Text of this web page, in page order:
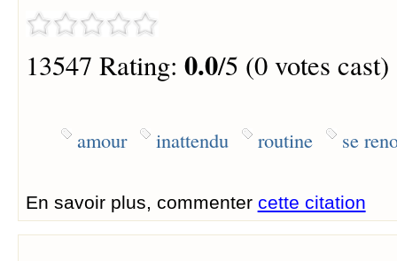
13547 Rating: 0.0/5 (0 votes cast)
amour inattendu routine se
En savoir plus, commenter cette citation